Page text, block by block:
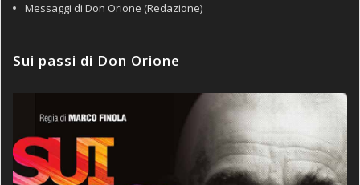
Messaggi di Don Orione (Redazione)
Sui passi di Don Orione